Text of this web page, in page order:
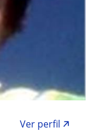
Ver perfil